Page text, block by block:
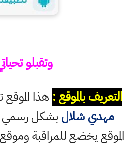
وتقبلو
التعريف بالموقع : هذا الموقع
مهدي شلال بشكل رسمي
الموقع يخضع للمراقبة